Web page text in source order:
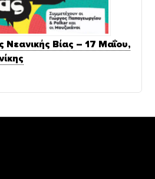
Νεανικής Βίας – 17 Μαΐου,